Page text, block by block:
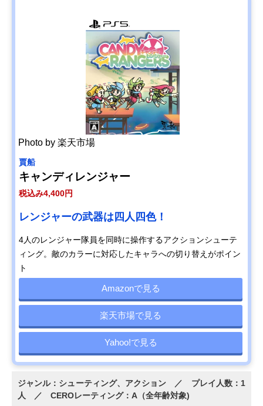
Photo by 楽天市場
賈船
キャンディレンジャー
税込み4,400円
レンジャーの武器は四人四色！
4人のレンジャー隊員を同時に操作するアクションシューテ
ィング。敵のカラーに対応したキャラへの切り替えがポイン
ト
Amazonで見る
楽天市場で見る
Yahoo!で見る
ジャンル：シューティング、アクション ／ プレイ人数：1
人 ／ CEROレーティング：A（全年齢対象)